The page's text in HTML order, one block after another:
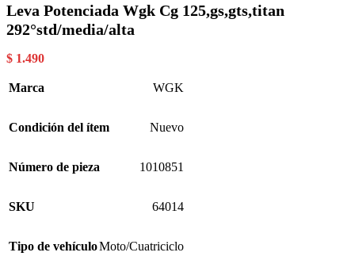
Leva Potenciada Wgk Cg 125,gs,gts,titan
292°std/media/alta
$ 1.490
Marca WGK
Condición del ítem Nuevo
Número de pieza 1010851
SKU 64014
Tipo de vehículoMoto/Cuatriciclo